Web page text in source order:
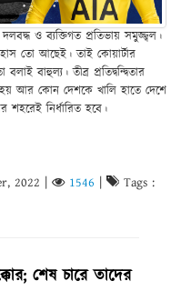
ও ব্যক্তিগত প্রতিভায় সমুজ্জ্বল।
তো আছেই। তাই কোয়ার্টার
বাহুল্য। তীব্র প্রতিদ্বন্দ্বিতার
হয় আর কোন দেশকে খালি হাতে দেশে
নির্ধারিত হবে।
2022 1546 Tags :
শেষ চারে তাদের